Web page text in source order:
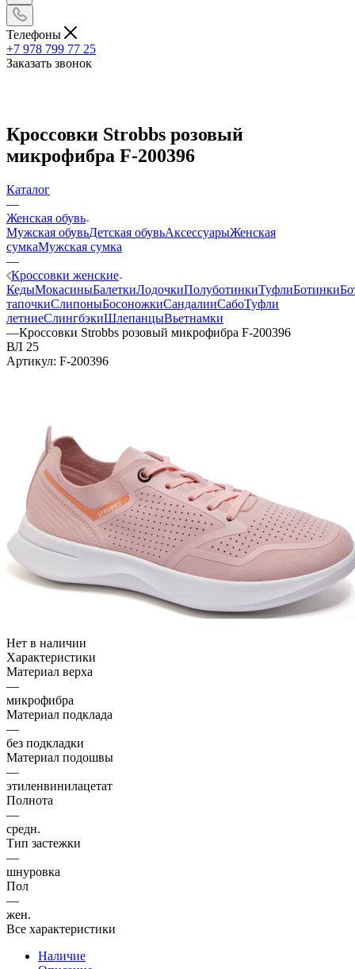
Телефоны
+7 978 799 77 25
Заказать звонок
Кроссовки Strobbs розовый
микрофибра F-200396
Каталог
—
Женская обувь
Мужская обувьДетская обувьАксессуарыЖенская
сумкаМужская сумка
—
Кроссовки женские
КедыМокасиныБалеткиЛодочкиПолуботинкиТуфлиБотинки
тапочкиСлипоныБосоножкиСандалииСабоТуфли
летниеСлингбэкиШлепанцыВьетнамки
—Кроссовки Strobbs розовый микрофибра F-200396
ВЛ 25
Артикул: F-200396
Нет в наличии
Характеристики
Материал верха
—
микрофибра
Материал подклада
—
без подкладки
Материал подошвы
—
этиленвинилацетат
Полнота
—
средн.
Тип застежки
—
шнуровка
Пол
—
жен.
Все характеристики
Наличие